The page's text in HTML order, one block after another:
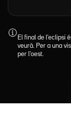
El final de l'eclipsi
veurà. Per a una
per l'oest.